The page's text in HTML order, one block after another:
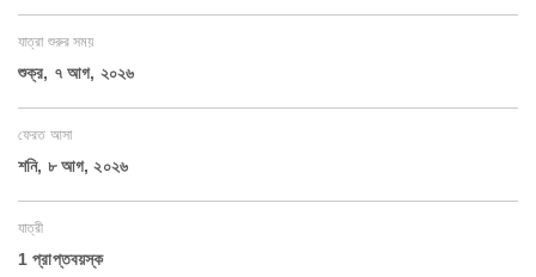
যাত্রা শুরুর সময়
শুক্র, ৭ আগ, ২০২৬
ফেরত আসা
শনি, ৮ আগ, ২০২৬
যাত্রী
1 প্রাপ্তবয়স্ক